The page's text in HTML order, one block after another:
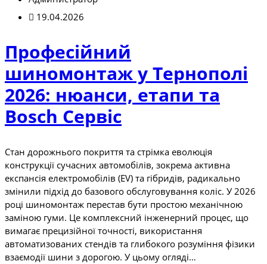
19.04.2026
Професійний
шиномонтаж у Тернополі
2026: нюанси, етапи та
Bosch Сервіс
Стан дорожнього покриття та стрімка еволюція
конструкції сучасних автомобілів, зокрема активна
експансія електромобілів (EV) та гібридів, радикально
змінили підхід до базового обслуговування коліс. У 2026
році шиномонтаж перестав бути простою механічною
заміною гуми. Це комплексний інженерний процес, що
вимагає прецизійної точності, використання
автоматизованих стендів та глибокого розуміння фізики
взаємодії шини з дорогою. У цьому огляді…